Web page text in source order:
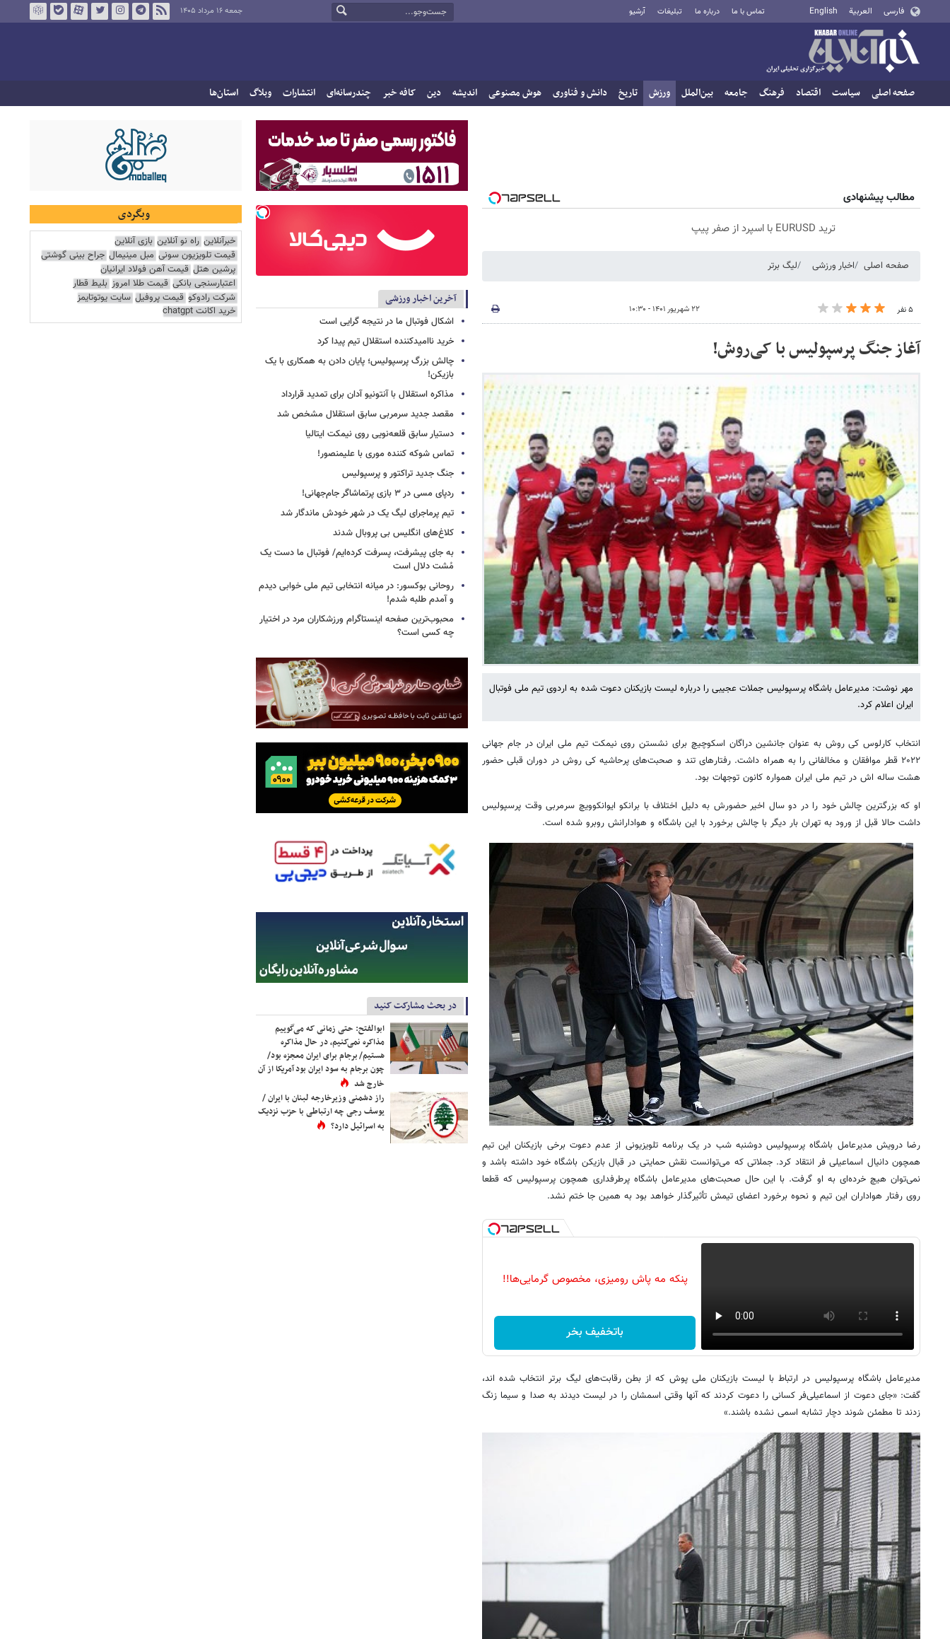
فارسی العربية English تماس با ما درباره ما تبلیغات آرشیو جمعه ۱۶ مرداد ۱۴۰۵
صفحه اصلی سیاست اقتصاد فرهنگ جامعه بین‌الملل ورزش تاریخ دانش و فناوری هوش مصنوعی اندیشه دین کافه خبر چندرسانه‌ای انتشارات وبلاگ استان‌ها
مطالب پیشنهادی
ترید EURUSD با اسپرد از صفر پیپ
صفحه اصلی اخبار ورزشی لیگ برتر
۵ نفر ۲۲ شهریور ۱۴۰۱ - ۱۰:۳۰
آغاز جنگ پرسپولیس با کی‌روش!
مهر نوشت: مدیرعامل باشگاه پرسپولیس جملات عجیبی را درباره لیست بازیکنان دعوت شده به اردوی تیم ملی فوتبال
ایران اعلام کرد.
انتخاب کارلوس کی روش به عنوان جانشین دراگان اسکوچیچ برای نشستن روی نیمکت تیم ملی ایران در جام جهانی
۲۰۲۲ قطر موافقان و مخالفانی را به همراه داشت. رفتارهای تند و صحبت‌های پرحاشیه کی روش در دوران قبلی حضور
هشت ساله اش در تیم ملی ایران همواره کانون توجهات بود.
او که بزرگترین چالش خود را در دو سال اخیر حضورش به دلیل اختلاف با برانکو ایوانکوویچ سرمربی وقت پرسپولیس
داشت حالا قبل از ورود به تهران بار دیگر با چالش برخورد با این باشگاه و هوادارانش روبرو شده است.
رضا درویش مدیرعامل باشگاه پرسپولیس دوشنبه شب در یک برنامه تلویزیونی از عدم دعوت برخی بازیکنان این تیم
همچون دانیال اسماعیلی فر انتقاد کرد. جملاتی که می‌توانست نقش حمایتی در قبال بازیکن باشگاه خود داشته باشد و
نمی‌توان هیچ خرده‌ای به او گرفت. با این حال صحبت‌های مدیرعامل باشگاه پرطرفداری همچون پرسپولیس که قطعا
روی رفتار هواداران این تیم و نحوه برخورد اعضای تیمش تأثیرگذار خواهد بود به همین جا ختم نشد.
پنکه مه پاش رومیزی، مخصوص گرمایی‌ها!!
باتخفیف بخر
مدیرعامل باشگاه پرسپولیس در ارتباط با لیست بازیکنان ملی پوش که از بطن رقابت‌های لیگ برتر انتخاب شده اند،
گفت: «جای دعوت از اسماعیلی‌فر کسانی را دعوت کردند که آنها وقتی اسمشان را در لیست دیدند به صدا و سیما زنگ
زدند تا مطمئن شوند دچار تشابه اسمی نشده باشند.»
آخرین اخبار ورزشی
اشکال فوتبال ما در نتیجه گرایی است
خرید ناامیدکننده استقلال تیم پیدا کرد
چالش بزرگ پرسپولیس؛ پایان دادن به همکاری با یک
بازیکن!
مذاکره استقلال با آنتونیو آدان برای تمدید قرارداد
مقصد جدید سرمربی سابق استقلال مشخص شد
دستیار سابق قلعه‌نویی روی نیمکت ایتالیا
تماس شوکه کننده موری با علیمنصور!
جنگ جدید تراکتور و پرسپولیس
ردپای مسی در ۳ بازی پرتماشاگر جام‌جهانی!
تیم پرماجرای لیگ یک در شهر خودش ماندگار شد
کلاغ‌های انگلیس بی پروبال شدند
به جای پیشرفت، پسرفت کرده‌ایم/ فوتبال ما دست یک
مُشت دلال است
روحانی بوکسور: در میانه انتخابی تیم ملی خوابی دیدم
و آمدم طلبه شدم!
محبوب‌ترین صفحه اینستاگرام ورزشکاران مرد در اختیار
چه کسی است؟
در بحث مشارکت کنید
ابوالفتح: حتی زمانی که می‌گوییم
مذاکره نمی‌کنیم، در حال مذاکره
هستیم/ برجام برای ایران معجزه بود/
چون برجام به سود ایران بود آمریکا از آن
خارج شد
راز دشمنی وزیرخارجه لبنان با ایران /
یوسف رجی چه ارتباطی با حزب نزدیک
به اسرائیل دارد؟
وبگردی
خبرآنلاین راه نو آنلاین بازی آنلاین
قیمت تلویزیون سونی مبل مینیمال جراح بینی گوشتی
پرشین هتل قیمت آهن فولاد ایرانیان
اعتبارسنجی بانکی قیمت طلا امروز بلیط قطار
شرکت رادوکو قیمت پروفیل سایت یوتوتایمز
خرید اکانت chatgpt